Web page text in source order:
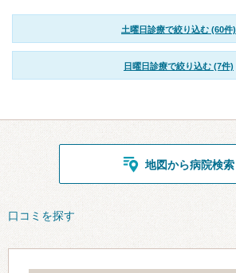
土曜日診療で絞り込む (60件)
日曜日診療で絞り込む (7件)
地図から病院検索
口コミを探す